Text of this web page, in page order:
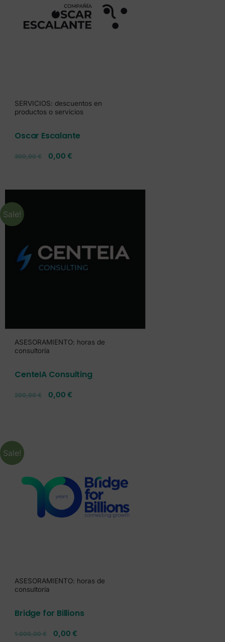
SERVICIOS: descuentos en
productos o servicios
Oscar Escalante
300,00€ 0,00 €
Sale!
ASESORAMIENTO: horas de
consultoría
CenteIA Consulting
200,00€ 0,00 €
Sale!
ASESORAMIENTO: horas de
consultoría
Bridge for Billions
1.000,00€ 0,00 €